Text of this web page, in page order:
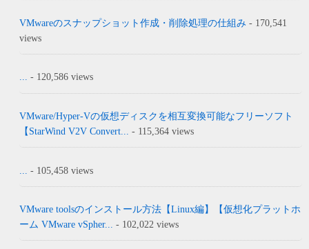
VMwareのスナップショット作成・削除処理の仕組み - 170,541
views
... - 120,586 views
VMware/Hyper-Vの仮想ディスクを相互変換可能なフリーソフト
【StarWind V2V Convert...
- 115,364 views
- 105,458 views
VMware toolsのインストール方法【Linux編】【仮想化プラットホ
ーム VMware vSpher... - 102,022 views